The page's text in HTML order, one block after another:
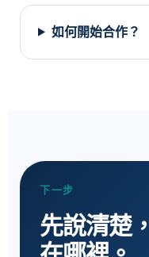
如何開始合作？
下一步
先說清楚